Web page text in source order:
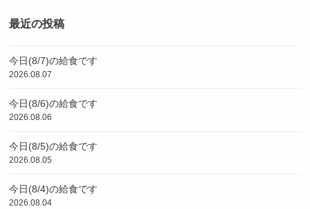
最近の投稿
今日(8/7)の給食です
2026.08.07
今日(8/6)の給食です
2026.08.06
今日(8/5)の給食です
2026.08.05
今日(8/4)の給食です
2026.08.04